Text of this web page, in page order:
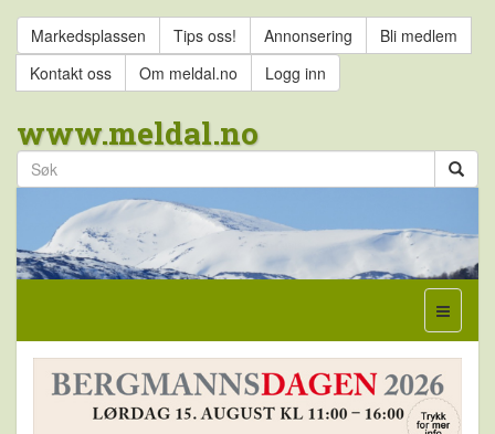
Markedsplassen Tips oss! Annonsering
Bli medlem
Kontakt oss
Om meldal.no Logg inn
www.meldal.no